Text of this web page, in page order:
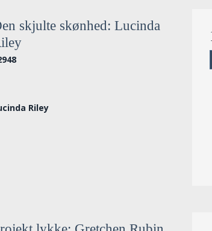
skjulte skønhed: Lucinda
Riley